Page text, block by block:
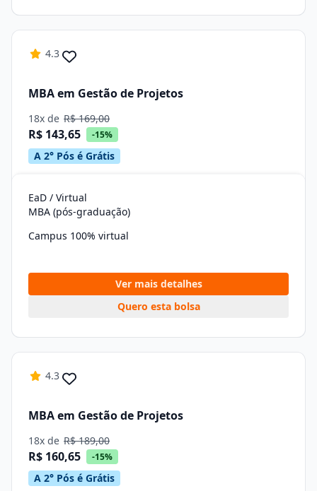
4.3
MBA em Gestão de Projetos
18x de R$ 169,00
R$ 143,65 -15%
A 2° Pós é Grátis
EaD / Virtual
MBA (pós-graduação)
Campus 100% virtual
Ver mais detalhes
Quero esta bolsa
4.3
MBA em Gestão de Projetos
18x de R$ 189,00
R$ 160,65 -15%
A 2° Pós é Grátis